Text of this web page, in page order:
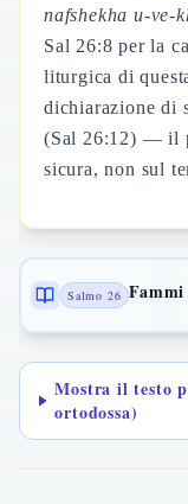
nafshekha u-ve-
Sal 26:8 per la
liturgica di
dichiarazione di
(Sal 26:12) — il
sicura, non sul
Salmo 26
Mostra il testo
ortodossa)